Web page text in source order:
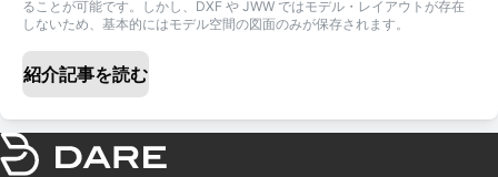
ることが可能です。しかし、DXF や JWW ではモデル・レイアウトが存在
しないため、基本的にはモデル空間の図面のみが保存されます。
紹介記事を読む